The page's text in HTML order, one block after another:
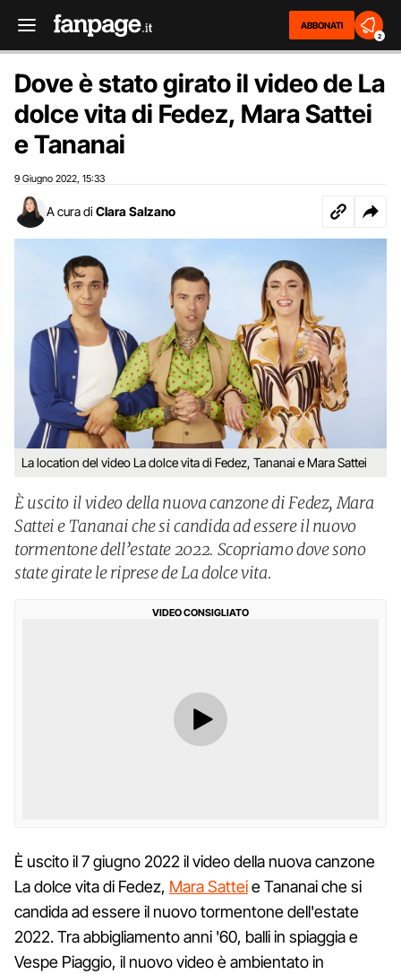
ABBONATI
2
Dove è stato girato il video de La
dolce vita di Fedez, Mara Sattei
e Tananai
9 Giugno 2022 15:33
A cura di Clara Salzano
La location del video La dolce vita di Fedez, Tananai e Mara Sattei
È uscito il video della nuova canzone di Fedez, Mara
Sattei e Tananai che si candida ad essere il nuovo
tormentone dell’estate 2022. Scopriamo dove sono
state girate le riprese de La dolce vita.
VIDEO CONSIGLIATO
È uscito il 7 giugno 2022 il video della nuova canzone
La dolce vita di Fedez, Mara Satteie Tananai che si
candida ad essere il nuovo tormentone dell'estate
2022. Tra abbigliamento anni '60, balli in spiaggia e
Vespe Piaggio, il nuovo video è ambientato in